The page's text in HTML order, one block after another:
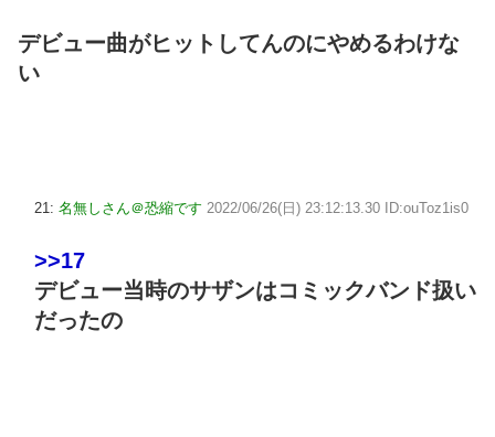
デビュー曲がヒットしてんのにやめるわけな
い
21: 名無しさん＠恐縮です 2022/06/26(日) 23:12:13.30 ID:ouToz1is0
>>17
デビュー当時のサザンはコミックバンド扱い
だったの